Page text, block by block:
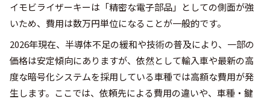
イモビライザーキーは「精密な電子部品」としての側面が強
いため、費用は数万円単位になることが一般的です。
2026年現在、半導体不足の緩和や技術の普及により、一部の
価格は安定傾向にありますが、依然として輸入車や最新の高
度な暗号化システムを採用している車種では高額な費用が発
生します。ここでは、依頼先による費用の違いや、車種・鍵